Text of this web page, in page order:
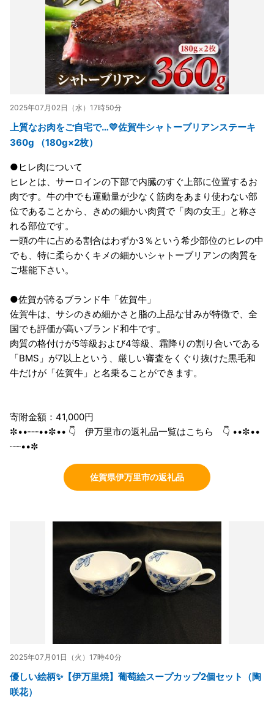
2025年07月02日（水）17時50分
上質なお肉をご自宅で…💛佐賀牛シャトーブリアンステーキ
360g （180g×2枚）
●ヒレ肉について
ヒレとは、サーロインの下部で内臓のすぐ上部に位置するお
肉です。牛の中でも運動量が少なく筋肉をあまり使わない部
位であることから、きめの細かい肉質で「肉の女王」と称さ
れる部位です。
一頭の牛に占める割合はわずか3％という希少部位のヒレの中
でも、特に柔らかくキメの細かいシャトーブリアンの肉質を
ご堪能下さい。
●佐賀が誇るブランド牛「佐賀牛」
佐賀牛は、サシのきめ細かさと脂の上品な甘みが特徴で、全
国でも評価が高いブランド和牛です。
肉質の格付けが5等級および4等級、霜降りの割り合いである
「BMS」が7以上という、厳しい審査をくぐり抜けた黒毛和
牛だけが「佐賀牛」と名乗ることができます。
寄附金額：41,000円
✼••┈┈••✼•• 👇 伊万里市の返礼品一覧はこちら 👇 ••✼••
┈┈••✼
佐賀県伊万里市の返礼品
2025年07月01日（火）17時40分
優しい絵柄✨【伊万里焼】葡萄絵スープカップ2個セット（陶
咲花）